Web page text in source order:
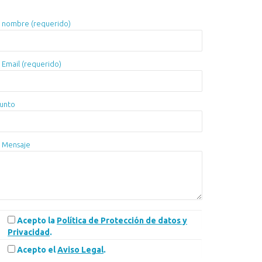
nombre (requerido)
Email (requerido)
Mensaje
Acepto la Política de Protección de datos y
Privacidad .
Acepto elAviso Legal.